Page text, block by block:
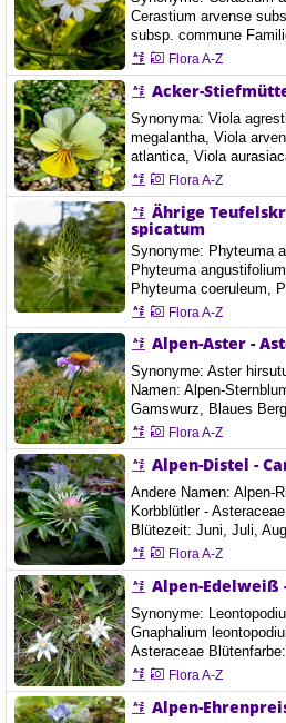
bis 50 cm tief
Cerastium arvense
subsp. commune
Caryophyllaceae
Juli, August,
Blütenblätter 5, Das
lockerrasig als
krautige Pflanze und
cm.…
Flora A-Z
Acker-
Synonyma: Viola
megalantha, Viola
atlantica, Viola
var. aurasiaca, Viola
ruralis, Viola segetalis,
subsp. arvensis, Viola
Veilchengewächse -
gelb, hell violett,
Flora A-Z
Ährige
spicatum
Synonyme: Phyteuma
Phyteuma
Phyteuma coeruleum,
Phyteuma occidentale,
Phyteuma pyrenaicum,
Phyteuma spicatum f.
f. cordatum, Phyteuma
Phyteuma spicatum f.
f. divaricatum,
Flora A-Z
Alpen-Aster -
Synonyme: Aster
Namen: Alpen-
Gamswurz, Blaues
violett, blau, Blütezeit:
Art der Blüte: 7"
Aflenzer Bürgeralm,
Aster ist eine
Wuchshöhen von 5 bis
Flora A-Z
Alpen-Distel -
Andere Namen: Alpen-
Korbblütler -
Blütezeit: Juni, Juli,
See, Tragöß,
Flora A-Z
Alpen-Edelweiß
Synonyme:
Gnaphalium
Asteraceae
August, September,
1730 m, Steiermark,
Flora A-Z
Alpen-